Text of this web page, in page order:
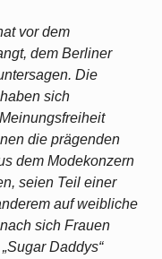
vor dem
dem Berliner
Die
sich
die prägenden
dem Modekonzern
seien Teil einer
auf weibliche
sich Frauen
Daddys“